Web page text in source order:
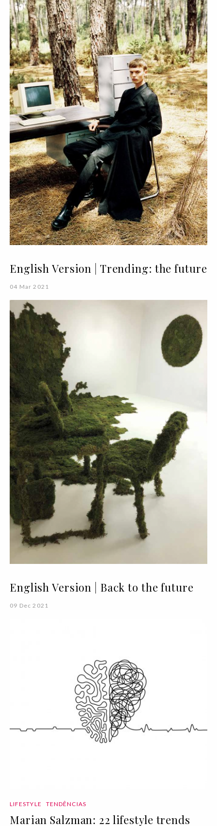
English Version | Trending: the future
04 Mar 2021
English Version | Back to the future
09 Dec 2021
LIFESTYLE TENDÊNCIAS
Marian Salzman: 22 lifestyle trends